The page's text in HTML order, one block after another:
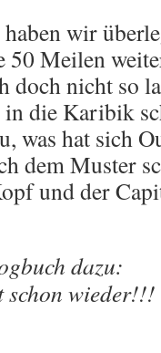
wir
50 Meilen
doch nicht so
die Karibik
was hat sich
dem Muster
und der
dazu:
schon